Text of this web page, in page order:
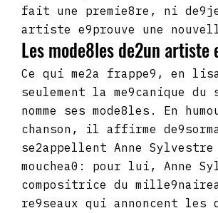
fait une premie8re, ni
artiste e9prouve une
Les mode8les de2un
Ce qui me2a frappe9, en
seulement la me9canique
nomme ses mode8les. En
chanson, il affirme
se2appellent Anne
mouchea0: pour lui, Anne
compositrice du
re9seaux qui annoncent les